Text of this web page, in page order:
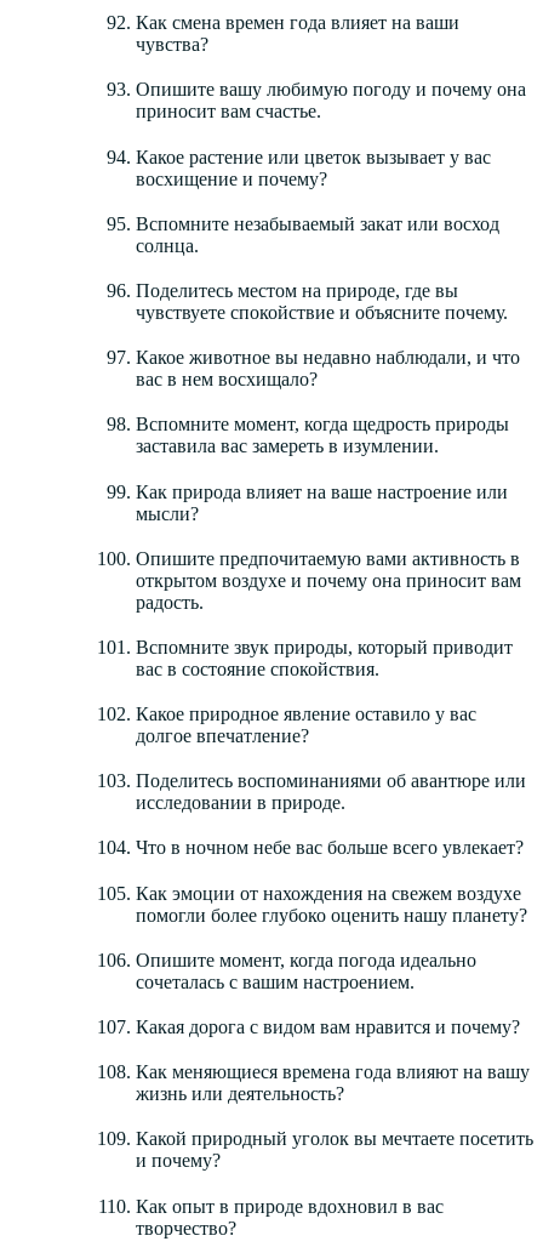
Как смена времен года влияет на ваши
чувства?
Опишите вашу любимую погоду и почему она
приносит вам счастье.
Какое растение или цветок вызывает у вас
восхищение и почему?
Вспомните незабываемый закат или восход
солнца.
Поделитесь местом на природе, где вы
чувствуете спокойствие и объясните почему.
Какое животное вы недавно наблюдали, и что
вас в нем восхищало?
Вспомните момент, когда щедрость природы
заставила вас замереть в изумлении.
Как природа влияет на ваше настроение или
мысли?
Опишите предпочитаемую вами активность в
открытом воздухе и почему она приносит вам
радость.
Вспомните звук природы, который приводит
вас в состояние спокойствия.
Какое природное явление оставило у вас
долгое впечатление?
Поделитесь воспоминаниями об авантюре или
исследовании в природе.
Что в ночном небе вас больше всего увлекает?
Как эмоции от нахождения на свежем воздухе
помогли более глубоко оценить нашу планету?
Опишите момент, когда погода идеально
сочеталась с вашим настроением.
Какая дорога с видом вам нравится и почему?
Как меняющиеся времена года влияют на вашу
жизнь или деятельность?
Какой природный уголок вы мечтаете посетить
и почему?
Как опыт в природе вдохновил в вас
творчество?